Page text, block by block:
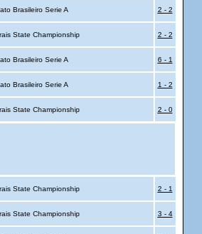
Brasileiro Serie A 2 - 2
State Championship 2 - 2
Brasileiro Serie A 6 - 1
Brasileiro Serie A 1 - 2
State Championship 2 - 0
State Championship 2 - 1
State Championship 3 - 4